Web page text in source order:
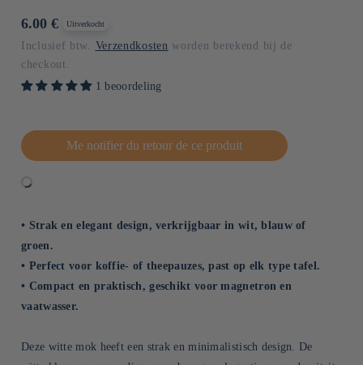
Normale
6.00 € Uitverkocht
Inclusief btw. Verzendkosten worden berekend bij de
checkout.
1 beoordeling
Me notifier du retour de ce produit
• Strak en elegant design, verkrijgbaar in wit, blauw of
groen.
• Perfect voor koffie- of theepauzes, past op elk type tafel.
• Compact en praktisch, geschikt voor magnetron en
vaatwasser.
Deze witte mok heeft een strak en minimalistisch design. De